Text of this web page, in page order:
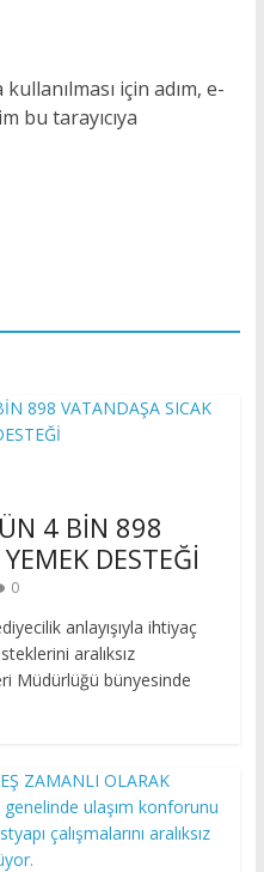
için adım, e-
bu tarayıcıya
4 BİN 898
DESTEĞİ
0
anlayışıyla ihtiyaç
aralıksız
Müdürlüğü bünyesinde